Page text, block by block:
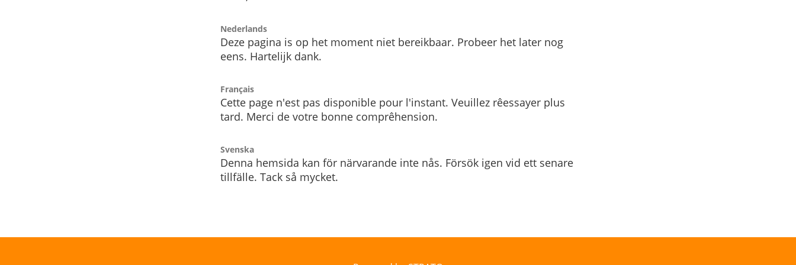
Nederlands
Deze pagina is op het moment niet bereikbaar. Probeer het later nog
eens. Hartelijk dank.
Français
Cette page n'est pas disponible pour l'instant. Veuillez rêessayer plus
tard. Merci de votre bonne comprêhension.
Svenska
Denna hemsida kan för närvarande inte nås. Försök igen vid ett senare
tillfälle. Tack så mycket.